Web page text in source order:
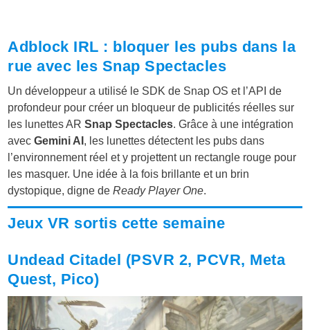
Adblock IRL : bloquer les pubs dans la
rue avec les Snap Spectacles
Un développeur a utilisé le SDK de Snap OS et l’API de
profondeur pour créer un bloqueur de publicités réelles sur
les lunettes ARSnap Spectacles. Grâce à une intégration
avecGemini AI , les lunettes détectent les pubs dans
l’environnement réel et y projettent un rectangle rouge pour
les masquer. Une idée à la fois brillante et un brin
dystopique, digne deReady Player One.
Jeux VR sortis cette semaine
Undead Citadel (PSVR 2, PCVR, Meta
Quest, Pico)